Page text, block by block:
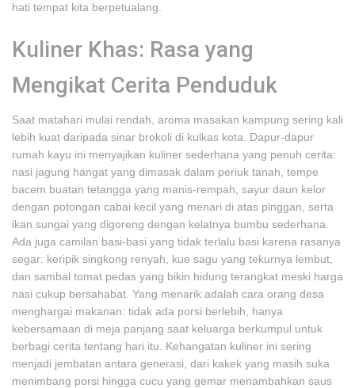
hati tempat kita berpetualang.
Kuliner Khas: Rasa yang
Mengikat Cerita Penduduk
Saat matahari mulai rendah, aroma masakan kampung sering kali
lebih kuat daripada sinar brokoli di kulkas kota. Dapur-dapur
rumah kayu ini menyajikan kuliner sederhana yang penuh cerita:
nasi jagung hangat yang dimasak dalam periuk tanah, tempe
bacem buatan tetangga yang manis-rempah, sayur daun kelor
dengan potongan cabai kecil yang menari di atas pinggan, serta
ikan sungai yang digoreng dengan kelatnya bumbu sederhana.
Ada juga camilan basi-basi yang tidak terlalu basi karena rasanya
segar: keripik singkong renyah, kue sagu yang tekurnya lembut,
dan sambal tomat pedas yang bikin hidung terangkat meski harga
nasi cukup bersahabat. Yang menarik adalah cara orang desa
menghargai makanan: tidak ada porsi berlebih, hanya
kebersamaan di meja panjang saat keluarga berkumpul untuk
berbagi cerita tentang hari itu. Kehangatan kuliner ini sering
menjadi jembatan antara generasi, dari kakek yang masih suka
menimbang porsi hingga cucu yang gemar menambahkan saus